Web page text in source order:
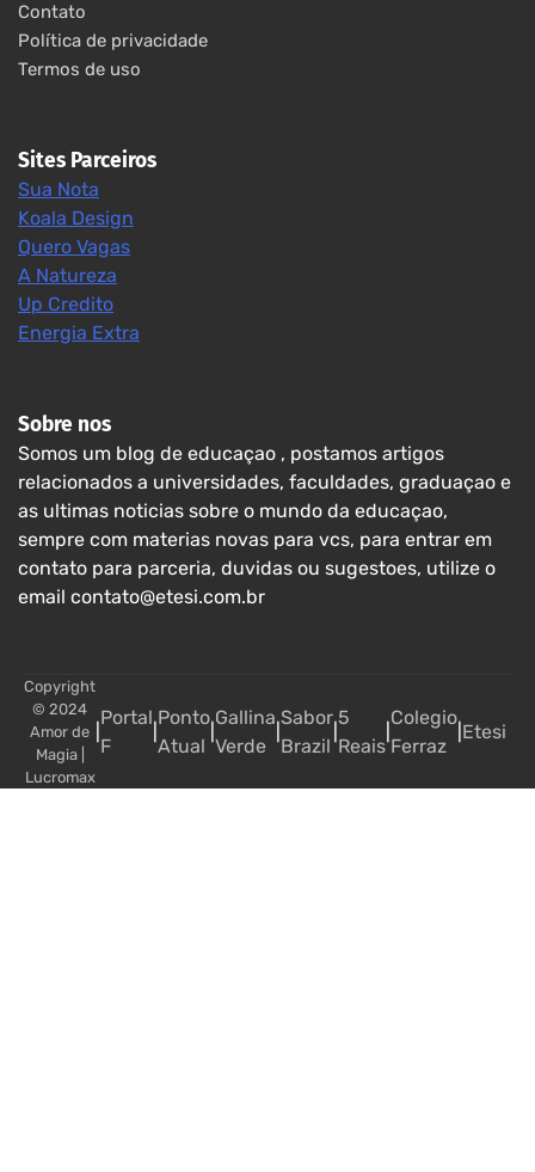
Contato
Política de privacidade
Termos de uso
Sites Parceiros
Sua Nota
Koala Design
Quero Vagas
A Natureza
Up Credito
Energia Extra
Sobre nos
Somos um blog de educaçao , postamos artigos
relacionados a universidades, faculdades, graduaçao e
as ultimas noticias sobre o mundo da educaçao,
sempre com materias novas para vcs, para entrar em
contato para parceria, duvidas ou sugestoes, utilize o
email contato@etesi.com.br
Copyright
© 2024
Amor de
Magia|
Lucromax
Portal
F
Ponto
Atual
Gallina
Verde
Sabor
Brazil
5
Reais
Colegio
Ferraz
Etesi